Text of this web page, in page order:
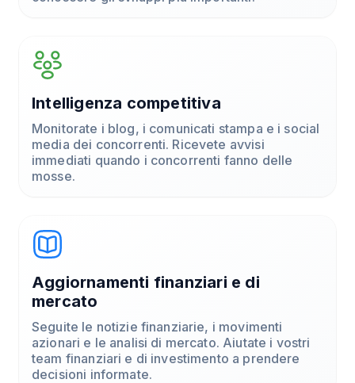
Intelligenza competitiva
Monitorate i blog, i comunicati stampa e i social
media dei concorrenti. Ricevete avvisi
immediati quando i concorrenti fanno delle
mosse.
Aggiornamenti finanziari e di
mercato
Seguite le notizie finanziarie, i movimenti
azionari e le analisi di mercato. Aiutate i vostri
team finanziari e di investimento a prendere
decisioni informate.